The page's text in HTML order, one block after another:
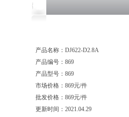
产品名称：DJ622-D2.8A
产品编号：869
产品型号：869
市场价格：869元/件
批发价格：869元/件
更新时间：2021.04.29